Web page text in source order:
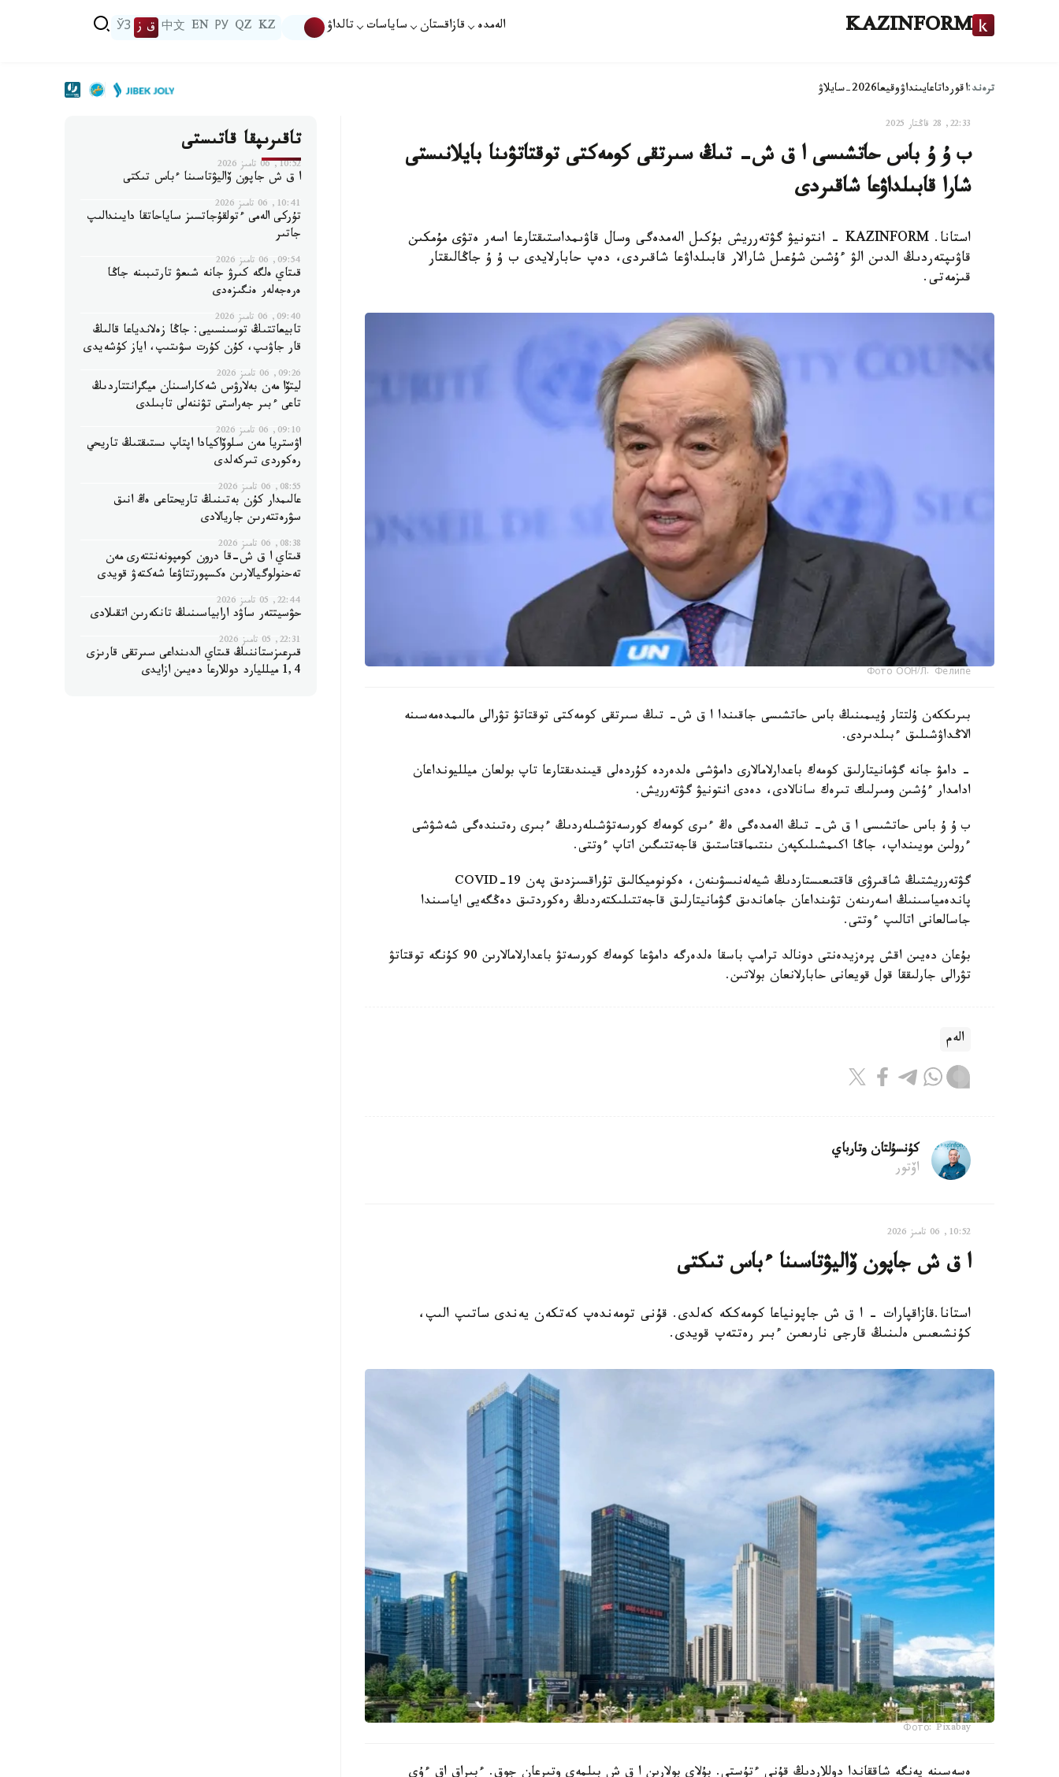
KAZINFORM الەمدە قازاقستان ساياسات تالداۋ KZ
QZ
РУ
EN
中文 ق ز ЎЗ
ترەند:اقورداتاعايىنداۋوقيعا2026-سايلاۋ
22:33, 28 قاڭتار 2025
ب ۇ ۇ باس حاتشىسى ا ق ش- تىڭ سىرتقى كومەكتى توقتاتۋىنا بايلانىستى
شارا قابىلداۋعا شاقىردى
استانا. KAZINFORM - انتونيۋ گۋتەرريش بۇكىل الەمدەگى وسال قاۋىمداستىقتارعا اسەر ەتۋى مۇمكىن
قاۋىپتەردىڭ الدىن الۋ ءۇشىن شۇعىل شارالار قابىلداۋعا شاقىردى، دەپ حابارلايدى ب ۇ ۇ جاڭالىقتار
قىزمەتى.
Фото ООН/Л. Фелипе
بىرىككەن ۇلتتار ۇيىمىنىڭ باس حاتشىسى جاقىندا ا ق ش- تىڭ سىرتقى كومەكتى توقتاتۋ تۋرالى مالىمدەمەسىنە
الاڭداۋشىلىق ءبىلدىردى.
- دامۋ جانە گۋمانيتارلىق كومەك باعدارلامالارى دامۋشى ەلدەردە كۇردەلى قيىندىقتارعا تاپ بولعان ميلليونداعان
ادامدار ءۇشىن ومىرلىك تىرەك سانالادى، دەدى انتونيۋ گۋتەرريش.
ب ۇ ۇ باس حاتشىسى ا ق ش- تىڭ الەمدەگى ەڭ ءىرى كومەك كورسەتۋشىلەردىڭ ءبىرى رەتىندەگى شەشۋشى
ءرولىن مويىنداپ، جاڭا اكىمشىلىكپەن ىنتىماقتاستىق قاجەتتىگىن اتاپ ءوتتى.
گۋتەرريشتىڭ شاقىرۋى قاقتىعىستاردىڭ شيەلەنىسۋىنەن، ەكونوميكالىق تۇراقسىزدىق پەن COVID-19
پاندەمياسىنىڭ اسەرىنەن تۋىنداعان جاھاندىق گۋمانيتارلىق قاجەتتىلىكتەردىڭ رەكوردتىق دەڭگەيى اياسىندا
جاسالعانى اتالىپ ءوتتى.
بۇعان دەيىن اقش پرەزيدەنتى دونالد ترامپ باسقا ەلدەرگە دامۋعا كومەك كورسەتۋ باعدارلامالارىن 90 كۇنگە توقتاتۋ
تۋرالى جارلىققا قول قويعانى حابارلانعان بولاتىن.
الەم
كۇنسۇلتان وتارباي
اۆتور
10:52, 06 تامىز 2026
ا ق ش جاپون ۆاليۋتاسىنا ءباس تىكتى
استانا.قازاقپارات - ا ق ش جاپونياعا كومەككە كەلدى. قۇنى تومەندەپ كەتكەن يەندى ساتىپ الىپ،
كۇنشىعىس ەلىنىڭ قارجى نارىعىن ءبىر رەتتەپ قويدى.
Фото: Pixabay
تاقىرىپقا قاتىستى
10:52, 06 تامىز 2026
ا ق ش جاپون ۆاليۋتاسىنا ءباس تىكتى
10:41, 06 تامىز 2026
تۇركى الەمى ءتولقۇجاتسىز ساياحاتقا دايىندالىپ
جاتىر
09:54, 06 تامىز 2026
قىتاي ەلگە كىرۋ جانە شىعۋ تارتىبىنە جاڭا
ەرەجەلەر ەنگىزەدى
09:40, 06 تامىز 2026
تابيعاتتىڭ توسىنسىيى: جاڭا زەلاندياعا قالىڭ
قار جاۋىپ، كۇن كۇرت سۋىتىپ، اياز كۇشەيدى
09:26, 06 تامىز 2026
ليتۆا مەن بەلارۋس شەكاراسىنان ميگرانتتاردىڭ
تاعى ءبىر جەراستى تۋننەلى تابىلدى
09:10, 06 تامىز 2026
اۋستريا مەن سلوۆاكيادا اپتاپ ىستىقتىڭ تاريحي
رەكوردى تىركەلدى
08:55, 06 تامىز 2026
عالىمدار كۇن بەتىنىڭ تاريحتاعى ەڭ انىق
سۋرەتتەرىن جاريالادى
08:38, 06 تامىز 2026
قىتاي ا ق ش-قا درون كومپونەنتتەرى مەن
تەحنولوگيالارىن ەكسپورتتاۋعا شەكتەۋ قويدى
22:44, 05 تامىز 2026
حۋسيتتەر ساۋد ارابياسىنىڭ تانكەرىن اتقىلادى
22:31, 05 تامىز 2026
قىرعىزستاننىڭ قىتاي الدىنداعى سىرتقى قارىزى
1,4 ميلليارد دوللارعا دەيىن ازايدى